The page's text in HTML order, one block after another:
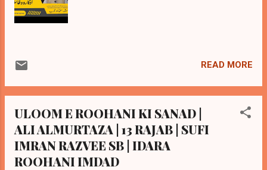
READ MORE
ULOOM E ROOHANI KI SANAD |
ALI ALMURTAZA | 13 RAJAB | SUFI
IMRAN RAZVEE SB | IDARA
ROOHANI IMDAD